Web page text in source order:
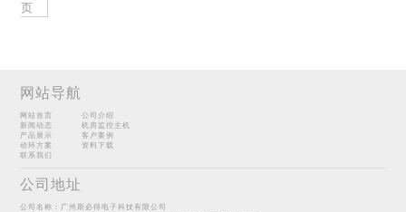
页
网站导航
网站首页
公司介绍
新闻动态
机房监控主机
产品展示
客户案例
动环方案
资料下载
联系我们
公司地址
公司名称：广州斯必得电子科技有限公司